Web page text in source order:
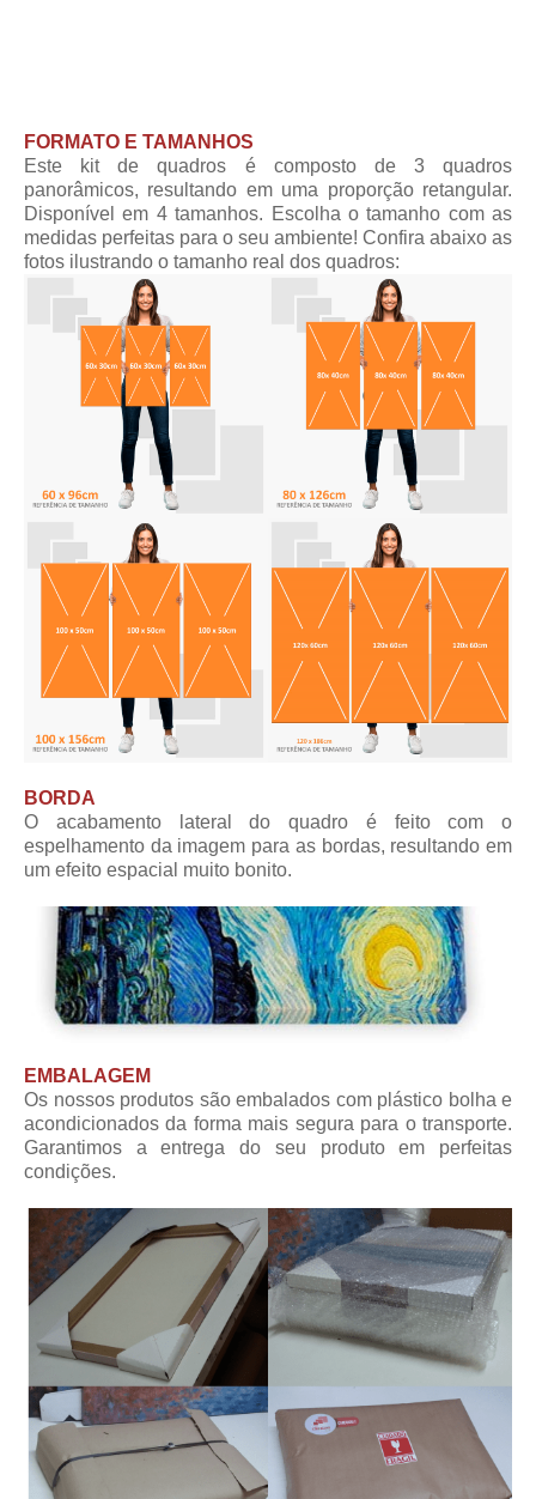
FORMATO E TAMANHOS
Este kit de quadros é composto de 3 quadros
panorâmicos, resultando em uma proporção retangular.
Disponível em 4 tamanhos. Escolha o tamanho com as
medidas perfeitas para o seu ambiente! Confira abaixo as
fotos ilustrando o tamanho real dos quadros:
BORDA
O acabamento lateral do quadro é feito com o
espelhamento da imagem para as bordas, resultando em
um efeito espacial muito bonito.
EMBALAGEM
Os nossos produtos são embalados com plástico bolha e
acondicionados da forma mais segura para o transporte.
Garantimos a entrega do seu produto em perfeitas
condições.